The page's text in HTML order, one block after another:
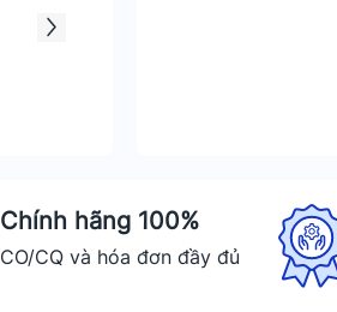
Chính hãng 100%
CO/CQ và hóa đơn đầy đủ